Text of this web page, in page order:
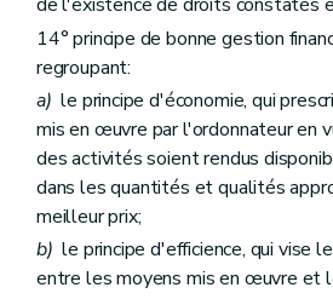
TitreII
Dispositions relatives à
Art.87
Art.
Art.
TitreIII
Dispositions relatives à l'exécution du
ChapitreI
Disposition
Art.90
ChapitreII
Dispositions
Art.91
Art.
Art.93
TitreIV
Dispositions relatives à
Art.94
14° principe de bonne gestion
regroupant:
a) le principe d'économie, qui
mis en œuvre par l'ordonnateur en
des activités soient rendus
dans les quantités et qualités
meilleur prix;
b) le principe d'efficience, qui vise
entre les moyens mis en œuvre et